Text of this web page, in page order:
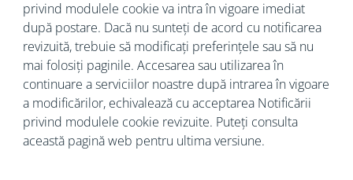
privind modulele cookie va intra în vigoare imediat
după postare. Dacă nu sunteți de acord cu notificarea
revizuită, trebuie să modificați preferințele sau să nu
mai folosiți paginile. Accesarea sau utilizarea în
continuare a serviciilor noastre după intrarea în vigoare
a modificărilor, echivalează cu acceptarea Notificării
privind modulele cookie revizuite. Puteți consulta
această pagină web pentru ultima versiune.